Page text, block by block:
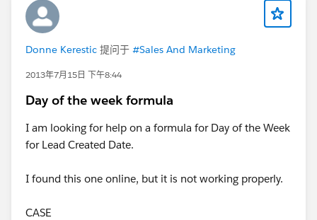
Donne Kerestic 提问于 #Sales And Marketing
2013年7月15日 下午8:44
Day of the week formula
I am looking for help on a formula for Day of the Week
for Lead Created Date.
I found this one online, but it is not working properly.
CASE